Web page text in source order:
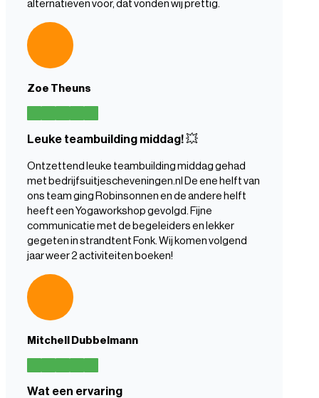
alternatieven voor, dat vonden wij prettig.
Zoe Theuns
Leuke teambuilding middag! 💥
Ontzettend leuke teambuilding middag gehad
met bedrijfsuitjescheveningen.nl De ene helft van
ons team ging Robinsonnen en de andere helft
heeft een Yogaworkshop gevolgd. Fijne
communicatie met de begeleiders en lekker
gegeten in strandtent Fonk. Wij komen volgend
jaar weer 2 activiteiten boeken!
Mitchell Dubbelmann
Wat een ervaring